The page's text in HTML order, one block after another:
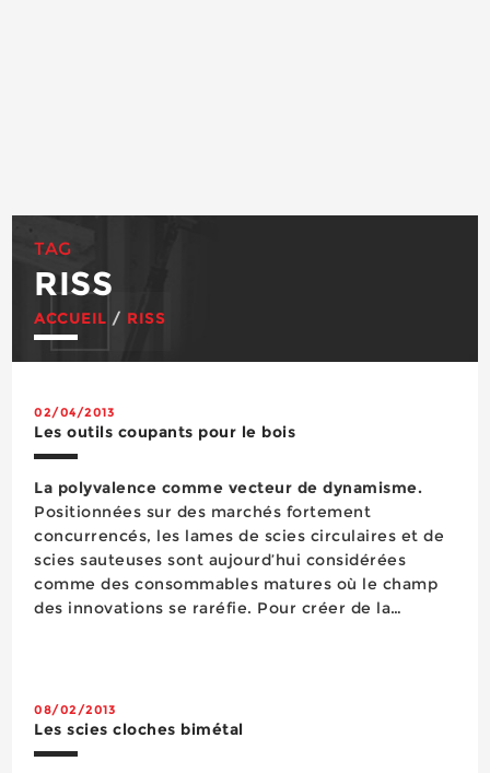
TAG
RISS
ACCUEIL / RISS
02/04/2013
Les outils coupants pour le bois
La polyvalence comme vecteur de dynamisme.
Positionnées sur des marchés fortement
concurrencés, les lames de scies circulaires et de
scies sauteuses sont aujourd’hui considérées
comme des consommables matures où le champ
des innovations se raréfie. Pour créer de la
08/02/2013
Les scies cloches bimétal